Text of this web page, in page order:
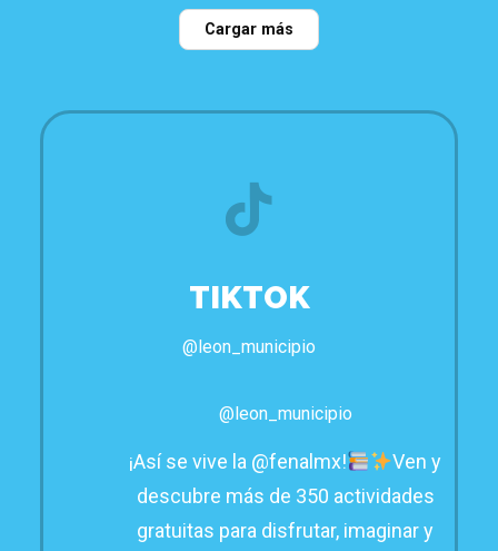
0 115 0
Cargar más
TIKTOK
@leon_municipio
@leon_municipio
¡Así se vive la @fenalmx!
Ven y
descubre más de 350 actividades
gratuitas para disfrutar, imaginar y